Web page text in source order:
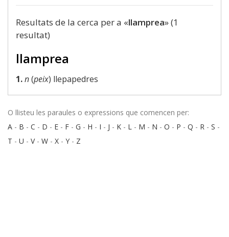
Resultats de la cerca per a «llamprea» (1
resultat)
llamprea
1.n(peix) llepapedres
O llisteu les paraules o expressions que comencen per:
A - B - C - D - E - F - G - H - I - J - K - L - M - N - O - P - Q - R - S -
T - U - V- W - X - Y - Z